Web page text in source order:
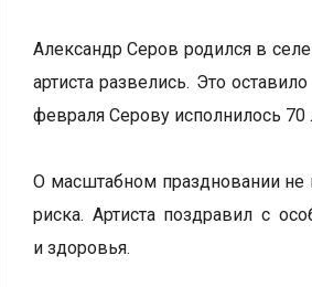
Александр Серов родился в
артиста развелись. Это
февраля Серову исполнилось 70
О масштабном праздновании не
риска. Артиста поздравил с
и здоровья.